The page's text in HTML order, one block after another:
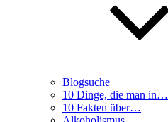
Blogsuche
10 Dinge, die man in…
10 Fakten über…